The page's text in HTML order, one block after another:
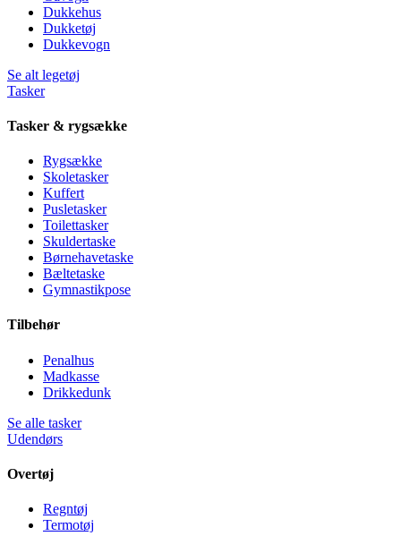
Dukkehus
Dukketøj
Dukkevogn
Se alt legetøj
Tasker
Tasker & rygsække
Rygsække
Skoletasker
Kuffert
Pusletasker
Toilettasker
Skuldertaske
Børnehavetaske
Bæltetaske
Gymnastikpose
Tilbehør
Penalhus
Madkasse
Drikkedunk
Se alle tasker
Udendørs
Overtøj
Regntøj
Termotøj